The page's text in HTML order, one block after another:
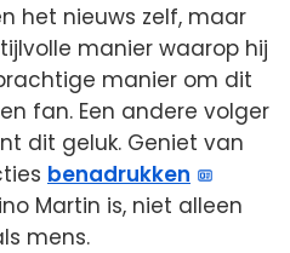
het nieuws zelf, maar
manier waarop hij
manier om dit
fan. Een andere volger
dit geluk. Geniet van
benadrukken
Martin is, niet alleen
mens.